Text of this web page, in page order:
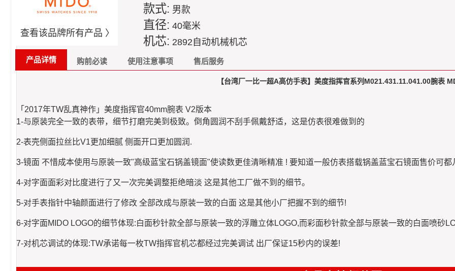
查看该品牌所有产品 〉
款式: 男款
直径: 40毫米
机芯: 2892自动机械机芯
产品详情 购前必读 使用注意事项 售后服务
【台湾厂一比一超A高仿手表】美度指挥官系列M021.431.11.041.00腕表
「2017年TW乱真神作」美度指挥官40mm腕表 V2版本
1-与原装完全一致的表带，细节打磨完美到极致。倒角圆润不刮手佩戴舒适，这是仿表很难做到的
2-表壳侧面拉丝比V1更加细腻 侧面开口更加圆润.
3-镜面 不惜成本使用与原装一致"高级蓝宝石锅盖镜面"使读数更佳清晰精准 ! 要知道一般仿表搭载锅盖蓝宝石镜面售价
4-对字面面彩对比度进行了又一次完美调整拒绝暗淡 这是其他工厂做不到的细节。
5-对手表指针中轴颜面进行了修改 全部改成与原装一致的白面 这是其他小厂把握不到的细节!
6-对字面MIDO LOGO的细节体现:白面秒针款全部与原装一致的浮雕立体LOGO,而彩面秒针款全部与原装一致的白面
7-对机芯调试的体现:TW承诺每一枚TW指挥官机芯都经过完美调试 出厂保证15秒内的误差!